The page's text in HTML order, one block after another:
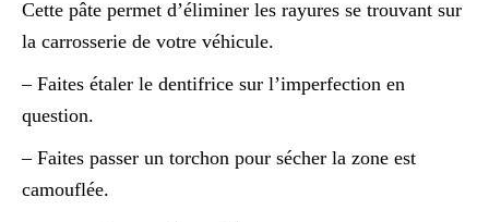
Cette pâte permet d’éliminer les rayures se trouvant sur
la carrosserie de votre véhicule.
– Faites étaler le dentifrice sur l’imperfection en
question.
– Faites passer un torchon pour sécher la zone est
camouflée.